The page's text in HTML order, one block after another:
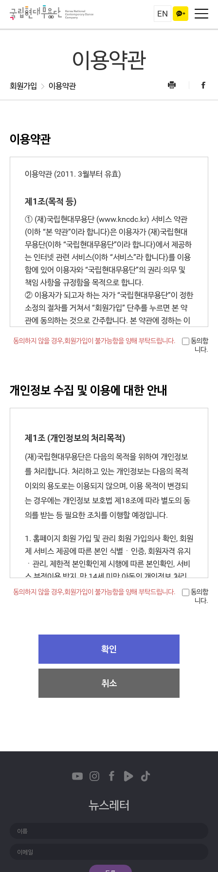
EN
이용약관
회원가입 이용약관
이용약관
이용약관 (2011. 3월부터 유효)
제1조(목적 등)
① (재)국립현대무용단 (www.kncdc.kr) 서비스 약관
(이하 “본 약관”이라 합니다)은 이용자가 (재)국립현대
무용단(이하 “국립현대무용단”이라 합니다)에서 제공하
는 인터넷 관련 서비스(이하 “서비스”라 합니다)를 이용
함에 있어 이용자와 “국립현대무용단”의 권리·의무 및
책임 사항을 규정함을 목적으로 합니다.
② 이용자가 되고자 하는 자가 “국립현대무용단”이 정한
소정의 절차를 거쳐서 “회원가입” 단추를 누르면 본 약
관에 동의하는 것으로 간주합니다. 본 약관에 정하는 이
사항에 관해서는 전기통신사업법 기타 대한민국의 관련
제2조(이용자의 정의)
“국립현대무용단”이 제공하는 서비스를 받는 자를 말합
제3조(회원 가입)
① 이용자가 되고자 하는 자는 “국립현대무용단”이 정한
가입 양식에 따라 회원정보를 기입하고 “등록하기” 단추
를 누르는 방법으로 회원 가입을 신청합니다.
것을 신청한 자가 다음 각 호에 해당하지 않는 한 신청한
자를 회원으로 등록합니다.
1. 가입신청자가 본 약관 제6조 제3항에 의하여 이전
에 회원자격을 상실한 적이 있는 경우. 다만 제6조 제
는 예외로 합니다.
2. 등록 내용에 허위, 기재누락, 오기가 있는 경우
3. 기타 회원으로 등록하는 것이 “국립현대무용단”의
① “국립현대무용단”은 회원에게 아래와 같은 서비스를
1. 국립현대무용단 관련 정보 E-mail 제공
② “국립현대무용단”은 그 변경될 서비스의 내용 및 제
통지하고, 제1항에 정한 서비스를 변경하여 제공할 수
동의하지 않을 경우,회원가입이 불가능함을 양해 부탁드립니다.
동의합
니다.
개인정보 수집 및 이용에 대한 안내
제1조 (개인정보의 처리목적)
(재)국립현대무용단은 다음의 목적을 위하여 개인정보
를 처리합니다. 처리하고 있는 개인정보는 다음의 목적
이외의 용도로는 이용되지 않으며, 이용 목적이 변경되
는 경우에는 개인정보 보호법 제18조에 따라 별도의 동
의를 받는 등 필요한 조치를 이행할 예정입니다.
1. 홈페이지 회원 가입 및 관리 회원 가입의사 확인, 회원
제 서비스 제공에 따른 본인 식별ㆍ인증, 회원자격 유지
ㆍ관리, 제한적 본인확인제 시행에 따른 본인확인, 서비
스 부정이용 방지, 만 14세 미만 아동의 개인정보 처리
시 법정대리인의 동의여부 확인, 각종 고지ㆍ통지, 고충
3. 민원처리 및 처리결과 통보 민원인의 신원 확인, 민원
사항 확인, 사실조사를 위한 연락ㆍ통지, 처리결과 통보
등의 목적으로 개인정보를 처리합니다.
5. 기타
(재)국립현대무용단 규정 및 공연사업에 따른 필수 정보
인정보 업무리합니다.
제2조(개인정보의 처리 및 보유기간)
1. (재)국립현대무용단에서 처리하는 개인정보는 수집
ㆍ이용 목적으로 명시한 범위 내에서 처리하며, 개인정
동의하지 않을 경우,회원가입이 불가능함을 양해 부탁드립니다.
동의합
니다.
확인
취소
뉴스레터